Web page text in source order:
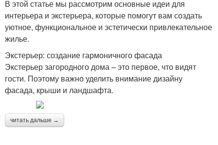
В этой статье мы рассмотрим основные идеи для
интерьера и экстерьера, которые помогут вам создать
уютное, функциональное и эстетически привлекательное
жилье.
Экстерьер: создание гармоничного фасада
Экстерьер загородного дома – это первое, что видят
гости. Поэтому важно уделить внимание дизайну
фасада, крыши и ландшафта.
читать дальше →